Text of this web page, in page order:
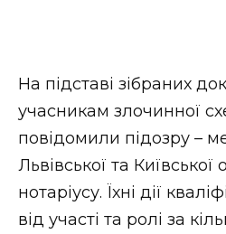
На підставі зібраних
учасникам злочинної
повідомили підозру –
Львівської та
нотаріусу. Їхні дії
від участі та ролі за